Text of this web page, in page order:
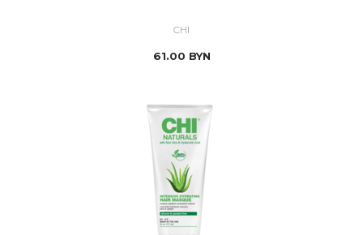
CHI
61.00 BYN